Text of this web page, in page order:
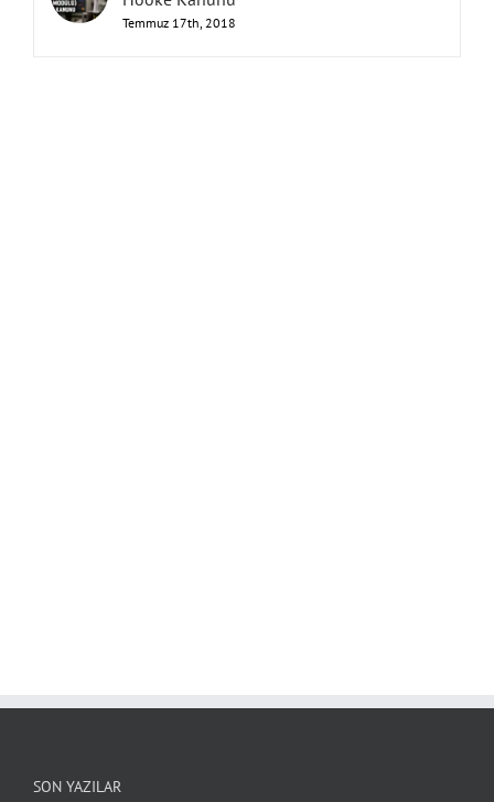
Temmuz 17th, 2018
SON YAZILAR